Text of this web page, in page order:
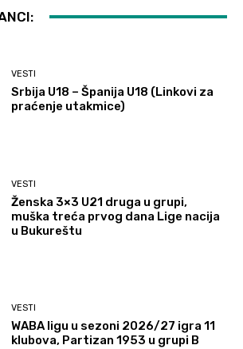
VESTI
Srbija U18 – Španija U18 (Linkovi za
praćenje utakmice)
VESTI
Ženska 3×3 U21 druga u grupi,
muška treća prvog dana Lige nacija
u Bukureštu
VESTI
WABA ligu u sezoni 2026/27 igra 11
klubova, Partizan 1953 u grupi B